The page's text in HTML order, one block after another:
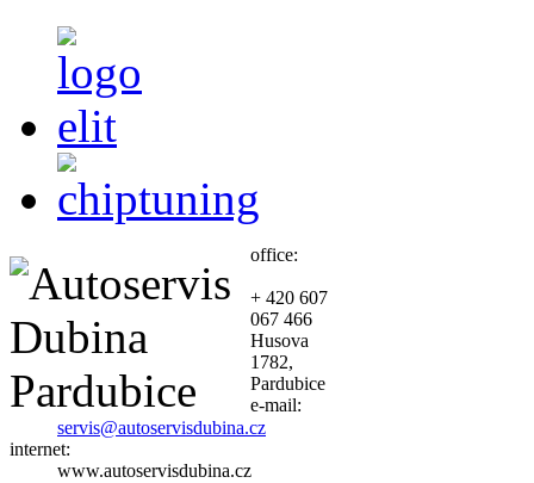
office:
+ 420 607
067 466
Husova
1782,
Pardubice
e-mail:
servis@autoservisdubina.cz
internet:
www.autoservisdubina.cz